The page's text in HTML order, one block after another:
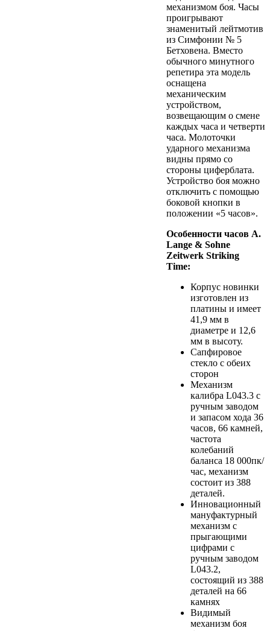
механизмом боя. Часы
проигрывают
знаменитый лейтмотив
из Симфонии № 5
Бетховена. Вместо
обычного минутного
репетира эта модель
оснащена
механическим
устройством,
возвещающим о смене
каждых часа и четверти
часа. Молоточки
ударного механизма
видны прямо со
стороны циферблата.
Устройство боя можно
отключить с помощью
боковой кнопки в
положении «5 часов».
Особенности часов A.
Lange & Sohne
Zeitwerk Striking
Time:
Корпус новинки
изготовлен из
платины и имеет
41,9 мм в
диаметре и 12,6
мм в высоту.
Сапфировое
стекло с обеих
сторон
Механизм
калибра L043.3 с
ручным заводом
и запасом хода 36
часов, 66 камней,
частота
колебаний
баланса 18 000пк/
час, механизм
состоит из 388
деталей.
Инновационный
мануфактурный
механизм с
прыгающими
цифрами с
ручным заводом
L043.2,
состоящий из 388
деталей на 66
камнях
Видимый
механизм боя